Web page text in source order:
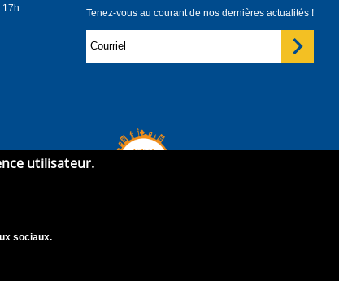
17h
Tenez-vous au courant de nos dernières actualités !
utilisateur.
sociaux.